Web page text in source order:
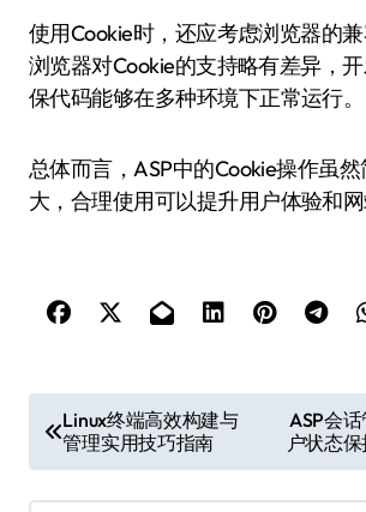
使用Cookie时，还应考虑浏览器的
浏览器对Cookie的支持略有差异，
保代码能够在多种环境下正常运行。
总体而言，ASP中的Cookie操作虽
大，合理使用可以提升用户体验和网
章
导
Linux终端高效构建与
管理实用技巧指南
ASP会
户状态